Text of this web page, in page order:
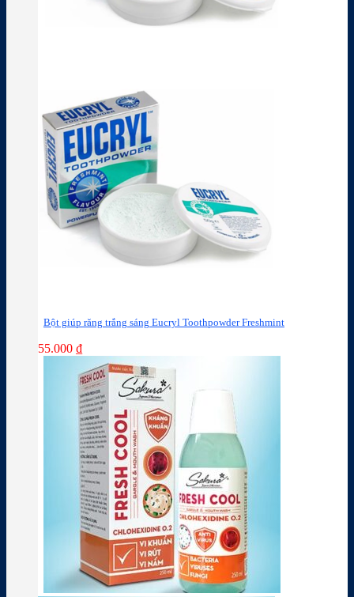
Bột giúp răng trắng sáng Eucryl Toothpowder Freshmint
55.000 ₫